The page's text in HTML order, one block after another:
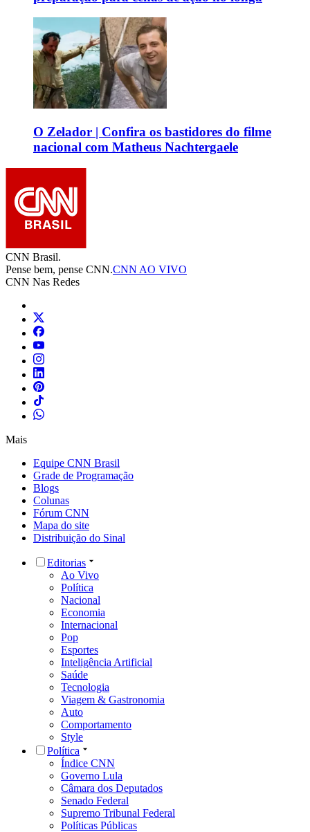
O Zelador | Confira os bastidores do filme
nacional com Matheus Nachtergaele
CNN Brasil.
Pense bem, pense CNN.CNN AO VIVO
CNN Nas Redes
Mais
Equipe CNN Brasil
Grade de Programação
Blogs
Colunas
Fórum CNN
Mapa do site
Distribuição do Sinal
Editorias
Ao Vivo
Política
Nacional
Economia
Internacional
Pop
Esportes
Inteligência Artificial
Saúde
Tecnologia
Viagem & Gastronomia
Auto
Comportamento
Style
Política
Índice CNN
Governo Lula
Câmara dos Deputados
Senado Federal
Supremo Tribunal Federal
Políticas Públicas